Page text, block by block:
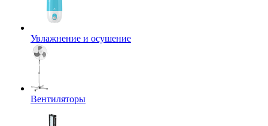
Увлажнение и осушение
Вентиляторы